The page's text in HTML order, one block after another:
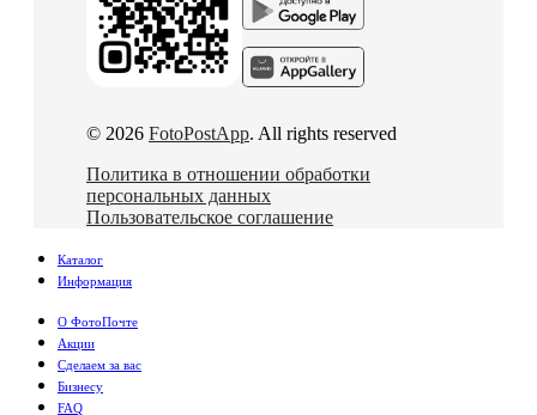
© 2026 FotoPostApp. All rights reserved
Политика в отношении обработки
персональных данных
Пользовательское соглашение
Каталог
Информация
О ФотоПочте
Акции
Сделаем за вас
Бизнесу
FAQ